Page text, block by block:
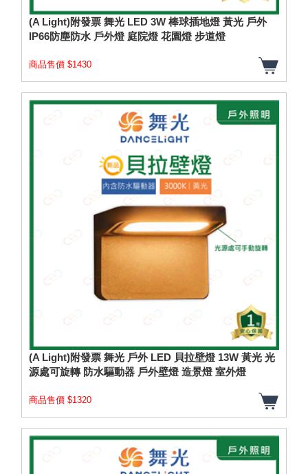
(A Light)附發票 舞光 LED 3W 棒球插地燈 黃光 戶外
IP66防塵防水 戶外燈 庭院燈 花園燈 步道燈
商品售價 $1430
(A Light)附發票 舞光 戶外 LED 貝拉壁燈 13W 黃光 光
源處可旋轉 防水驅動器 戶外壁燈 造景燈 室外燈
商品售價 $1320